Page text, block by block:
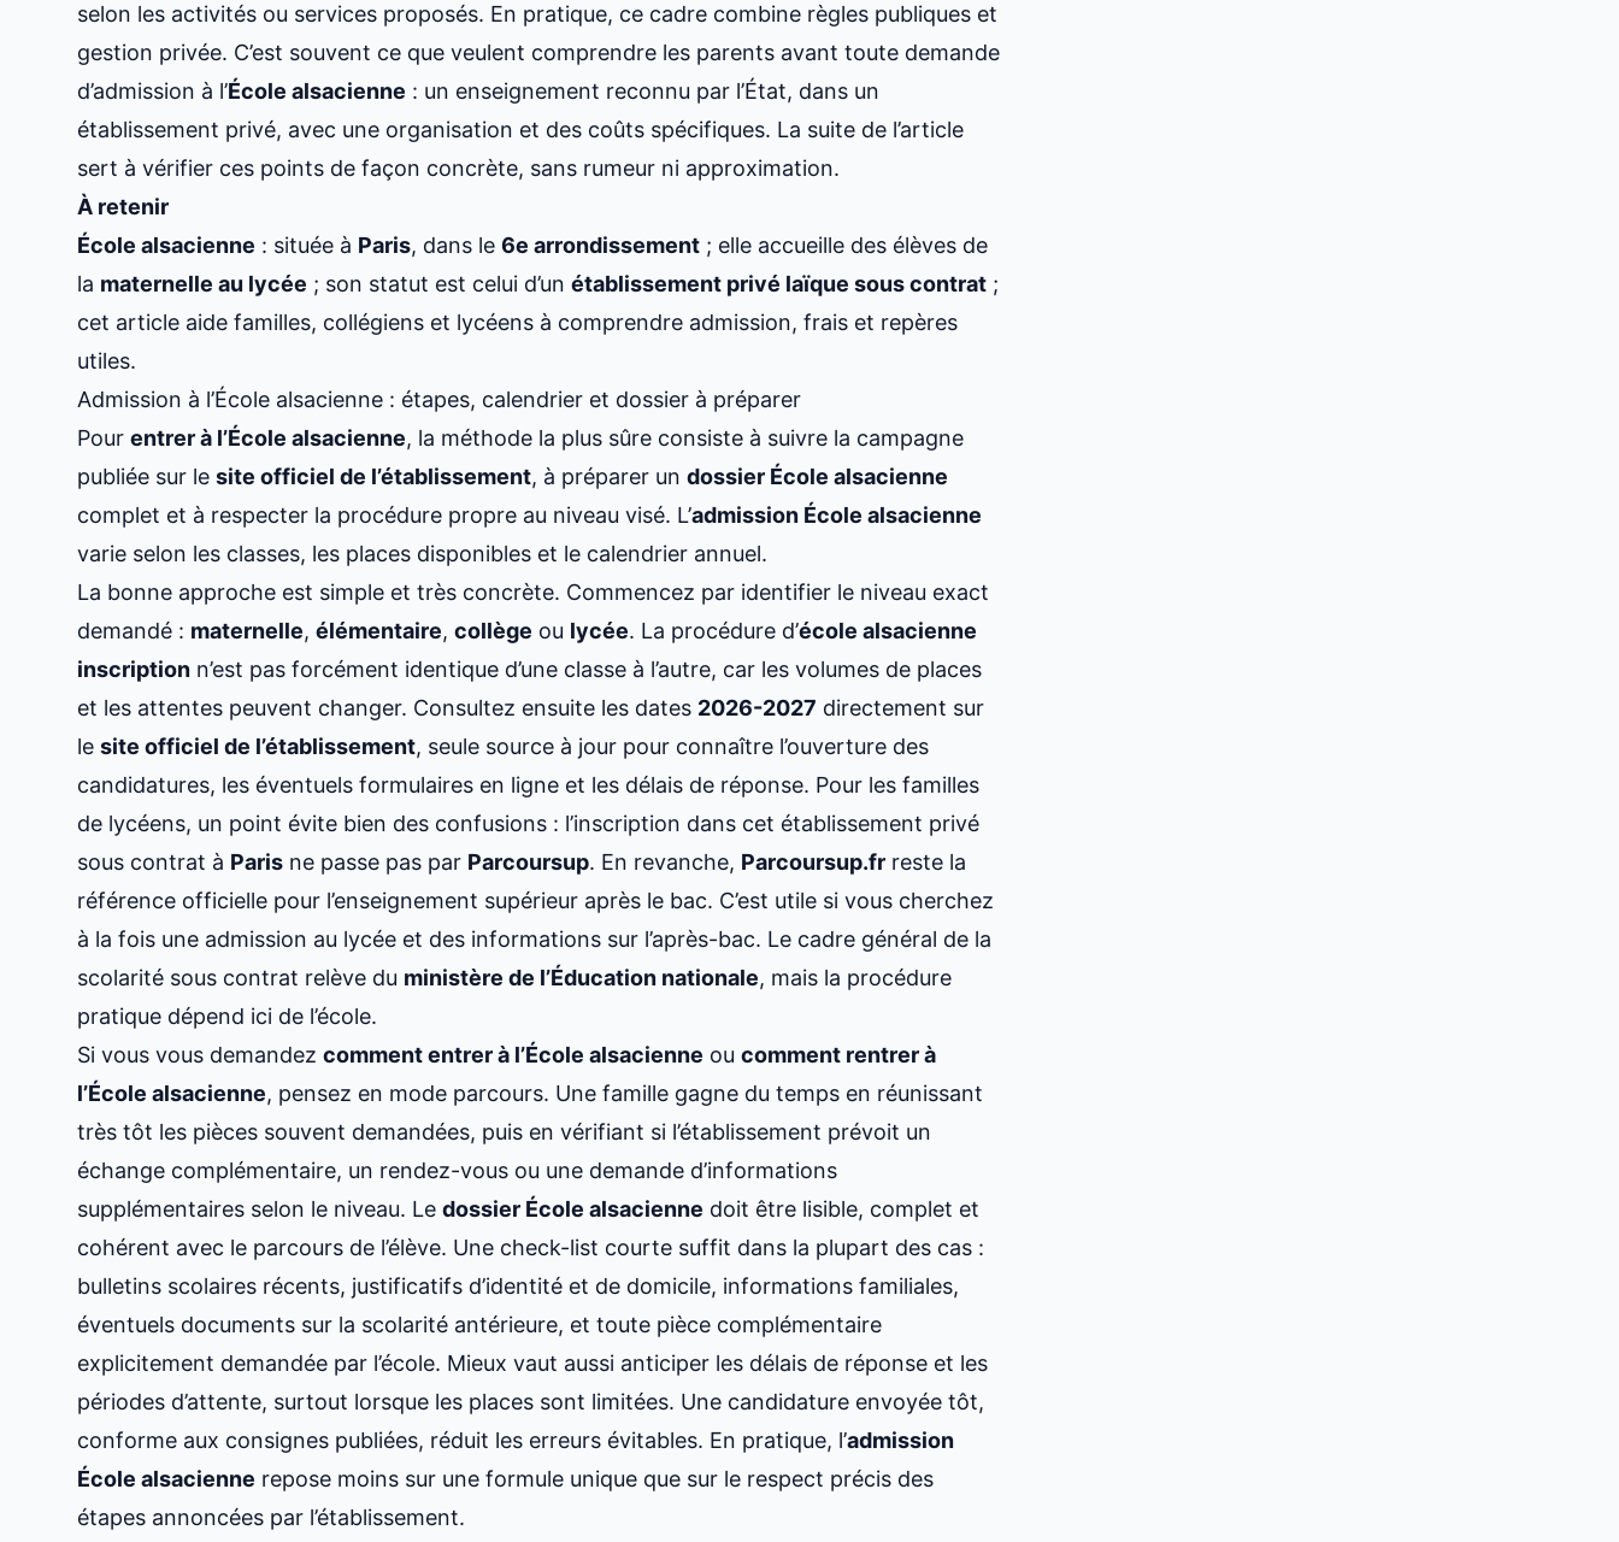
selon les activités ou services proposés. En pratique, ce cadre combine règles publiques et
gestion privée. C’est souvent ce que veulent comprendre les parents avant toute demande
d’admission à l’École alsacienne : un enseignement reconnu par l’État, dans un
établissement privé, avec une organisation et des coûts spécifiques. La suite de l’article
sert à vérifier ces points de façon concrète, sans rumeur ni approximation.
À retenir
École alsacienne : située à Paris, dans le 6e arrondissement ; elle accueille des élèves de
la maternelle au lycée ; son statut est celui d’un établissement privé laïque sous contrat ;
cet article aide familles, collégiens et lycéens à comprendre admission, frais et repères
utiles.
Admission à l’École alsacienne : étapes, calendrier et dossier à préparer
Pour entrer à l’École alsacienne, la méthode la plus sûre consiste à suivre la campagne
publiée sur le site officiel de l’établissement, à préparer un dossier École alsacienne
complet et à respecter la procédure propre au niveau visé. L’admission École alsacienne
varie selon les classes, les places disponibles et le calendrier annuel.
La bonne approche est simple et très concrète. Commencez par identifier le niveau exact
demandé : maternelle, élémentaire, collège ou lycée. La procédure d’école alsacienne
inscription n’est pas forcément identique d’une classe à l’autre, car les volumes de places
et les attentes peuvent changer. Consultez ensuite les dates 2026-2027 directement sur
le site officiel de l’établissement, seule source à jour pour connaître l’ouverture des
candidatures, les éventuels formulaires en ligne et les délais de réponse. Pour les familles
de lycéens, un point évite bien des confusions : l’inscription dans cet établissement privé
sous contrat à Paris ne passe pas par Parcoursup. En revanche, Parcoursup.fr reste la
référence officielle pour l’enseignement supérieur après le bac. C’est utile si vous cherchez
à la fois une admission au lycée et des informations sur l’après-bac. Le cadre général de la
scolarité sous contrat relève du ministère de l’Éducation nationale, mais la procédure
pratique dépend ici de l’école.
Si vous vous demandez comment entrer à l’École alsacienne ou comment rentrer à
l’École alsacienne, pensez en mode parcours. Une famille gagne du temps en réunissant
très tôt les pièces souvent demandées, puis en vérifiant si l’établissement prévoit un
échange complémentaire, un rendez-vous ou une demande d’informations
supplémentaires selon le niveau. Le dossier École alsacienne doit être lisible, complet et
cohérent avec le parcours de l’élève. Une check-list courte suffit dans la plupart des cas :
bulletins scolaires récents, justificatifs d’identité et de domicile, informations familiales,
éventuels documents sur la scolarité antérieure, et toute pièce complémentaire
explicitement demandée par l’école. Mieux vaut aussi anticiper les délais de réponse et les
périodes d’attente, surtout lorsque les places sont limitées. Une candidature envoyée tôt,
conforme aux consignes publiées, réduit les erreurs évitables. En pratique, l’admission
École alsacienne repose moins sur une formule unique que sur le respect précis des
étapes annoncées par l’établissement.